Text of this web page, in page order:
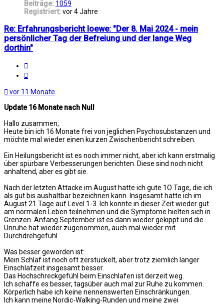
Beiträge: 1059
Registriert: vor 4 Jahre
Re: Erfahrungsbericht loewe: "Der 8. Mai 2024 - mein
persönlicher Tag der Befreiung und der lange Weg
dorthin"
vor 11 Monate
Update 16 Monate nach Null
Hallo zusammen,
Heute bin ich 16 Monate frei von jeglichen Psychosubstanzen und
möchte mal wieder einen kurzen Zwischenbericht schreiben.
Ein Heilungsbericht ist es noch immer nicht, aber ich kann erstmalig
über spürbare Verbesserungen berichten. Diese sind noch nicht
anhaltend, aber es gibt sie.
Nach der letzten Attacke im August hatte ich gute 1O Tage, die ich
als gut bis aushaltbar bezeichnen kann. Insgesamt hatte ich im
August 21 Tage auf Level 1-3. Ich konnte in dieser Zeit wieder gut
am normalen Leben teilnehmen und die Symptome hielten sich in
Grenzen. Anfang September ist es dann wieder gekippt und die
Unruhe hat wieder zugenommen, auch mal wieder mit
Durchdrehgefühl.
Was besser geworden ist:
Mein Schlaf ist noch oft zerstückelt, aber trotz ziemlich langer
Einschlafzeit insgesamt besser.
Das Hochschreckgefühl beim Einschlafen ist derzeit weg.
Ich schaffe es besser, tagsüber auch mal zur Ruhe zu kommen.
Körperlich habe ich keine nennenswerten Einschränkungen.
Ich kann meine Nordic-Walking-Runden und meine zwei